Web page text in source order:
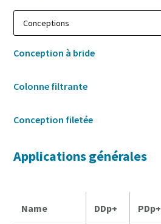
Conception à bride
Colonne filtrante
Conception filetée
Applications générales
Name DDp+ PDp+